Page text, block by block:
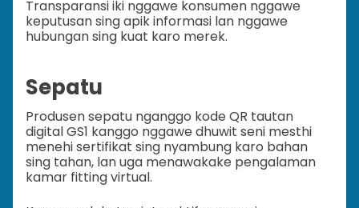
Transparansi iki nggawe konsumen nggawe
keputusan sing apik informasi lan nggawe
hubungan sing kuat karo merek.
Sepatu
Produsen sepatu nganggo kode QR tautan
digital GS1 kanggo nggawe dhuwit seni mesthi
menehi sertifikat sing nyambung karo bahan
sing tahan, lan uga menawakake pengalaman
kamar fitting virtual.